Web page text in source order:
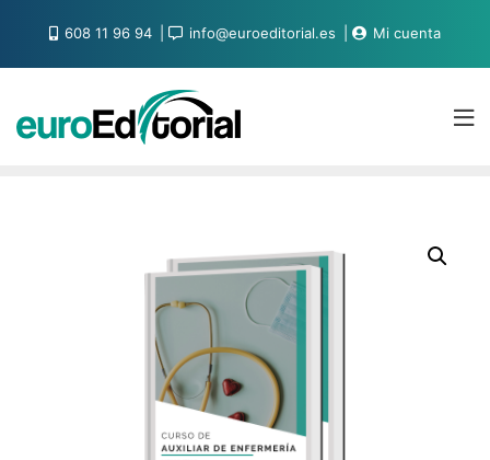
608 11 96 94 info@euroeditorial.es Mi cuenta